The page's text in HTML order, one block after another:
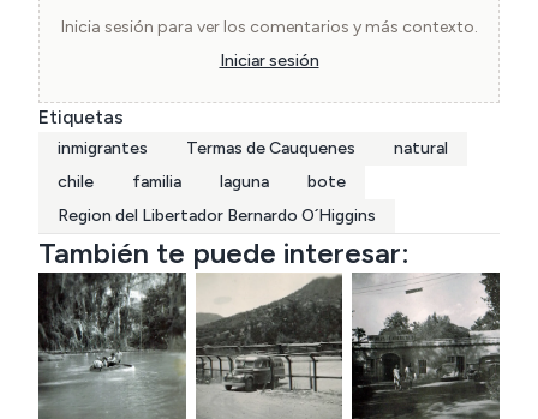
Inicia sesión para ver los comentarios y más contexto.
Iniciar sesión
Etiquetas
inmigrantes Termas de Cauquenes
natural
chile
familia laguna
bote
Region del Libertador Bernardo O´Higgins
También te puede interesar: